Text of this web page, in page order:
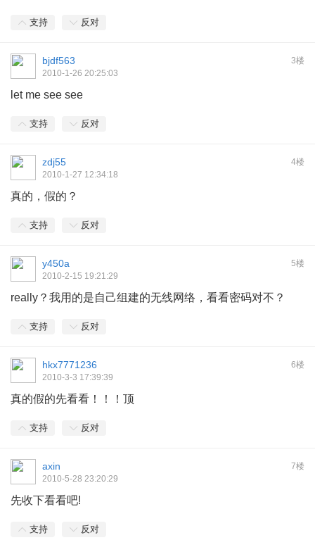
支持 反对
3楼
bjdf563
2010-1-26 20:25:03
let me see see
支持 反对
4楼
zdj55
2010-1-27 12:34:18
真的，假的？
支持 反对
5楼
y450a
2010-2-15 19:21:29
really？我用的是自己组建的无线网络，看看密码对不？
支持 反对
6楼
hkx7771236
2010-3-3 17:39:39
真的假的先看看！！！顶
支持 反对
7楼
axin
2010-5-28 23:20:29
先收下看看吧!
支持 反对